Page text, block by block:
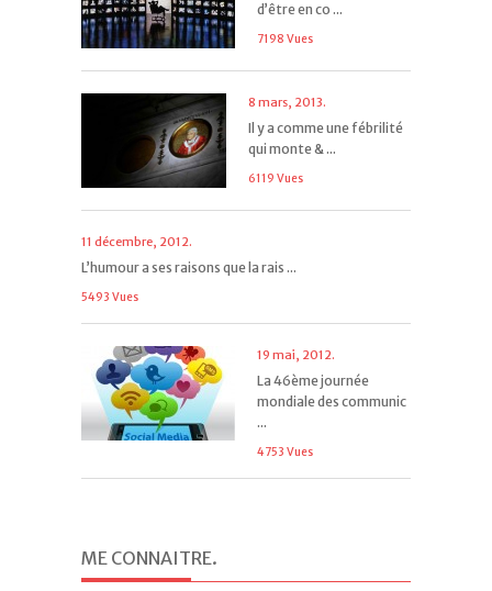
d’être en co ...
7198 Vues
8 mars, 2013.
Il y a comme une fébrilité
qui monte & ...
6119 Vues
11 décembre, 2012.
L’humour a ses raisons que la rais ...
5493 Vues
19 mai, 2012.
La 46ème journée
mondiale des communic
...
4753 Vues
ME CONNAITRE.